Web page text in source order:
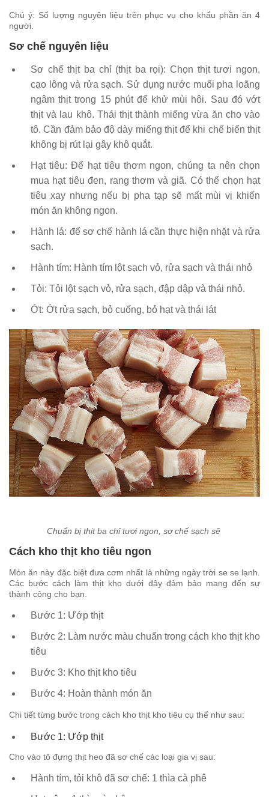
Chú ý: Số lượng nguyên liệu trên phục vụ cho khẩu phần ăn 4
người.
Sơ chế nguyên liệu
Sơ chế thịt ba chỉ (thịt ba rọi): Chọn thịt tươi ngon,
cạo lông và rửa sạch. Sử dụng nước muối pha loãng
ngâm thịt trong 15 phút để khử mùi hôi. Sau đó vớt
thịt và lau khô. Thái thịt thành miếng vừa ăn cho vào
tô. Cần đảm bảo độ dày miếng thịt để khi chế biến thịt
không bị rút lại gây khô quắt.
Hạt tiêu: Để hạt tiêu thơm ngon, chúng ta nên chọn
mua hạt tiêu đen, rang thơm và giã. Có thể chọn hạt
tiêu xay nhưng nếu bị pha tạp sẽ mất mùi vị khiến
món ăn không ngon.
Hành lá: để sơ chế hành lá cần thực hiện nhặt và rửa
sạch.
Hành tím: Hành tím lột sạch vỏ, rửa sạch và thái nhỏ
Tỏi: Tỏi lột sạch vỏ, rửa sạch, đập dập và thái nhỏ.
Ớt: Ớt rửa sạch, bỏ cuống, bỏ hạt và thái lát
Chuẩn bị thịt ba chỉ tươi ngon, sơ chế sạch sẽ
Cách kho thịt kho tiêu ngon
Món ăn này đặc biệt đưa cơm nhất là những ngày trời se se lạnh.
Các bước cách làm thịt kho dưới đây đảm bảo mang đến sự
thành công cho bạn.
Bước 1: Ướp thịt
Bước 2: Làm nước màu chuẩn trong cách kho thịt kho
tiêu
Bước 3: Kho thịt kho tiêu
Bước 4: Hoàn thành món ăn
Chi tiết từng bước trong cách kho thịt kho tiêu cụ thể như sau:
Bước 1: Ướp thịt
Cho vào tô đựng thịt heo đã sơ chế các loại gia vị sau:
Hành tím, tỏi khô đã sơ chế: 1 thìa cà phê